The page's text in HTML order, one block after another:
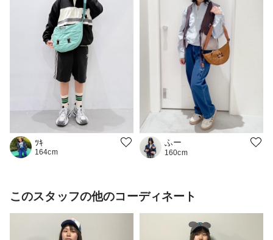
ﾂｷ
164cm
ふー
160cm
このスタッフの他のコーディネート